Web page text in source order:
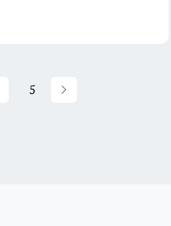
5